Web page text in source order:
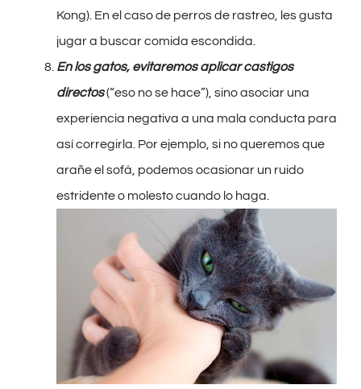
Kong). En el caso de perros de rastreo, les gusta
jugar a buscar comida escondida.
En los gatos, evitaremos aplicar castigos
directos(“eso no se hace”), sino asociar una
experiencia negativa a una mala conducta para
así corregirla. Por ejemplo, si no queremos que
arañe el sofá, podemos ocasionar un ruido
estridente o molesto cuando lo haga.